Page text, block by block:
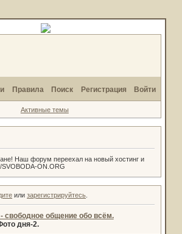
Правила Поиск Регистрация Войти
Активные темы
Наш форум переехал на новый хостинг и
ON.ORG
илизарегистрируйтесь
общение обо всём.
дня-2.